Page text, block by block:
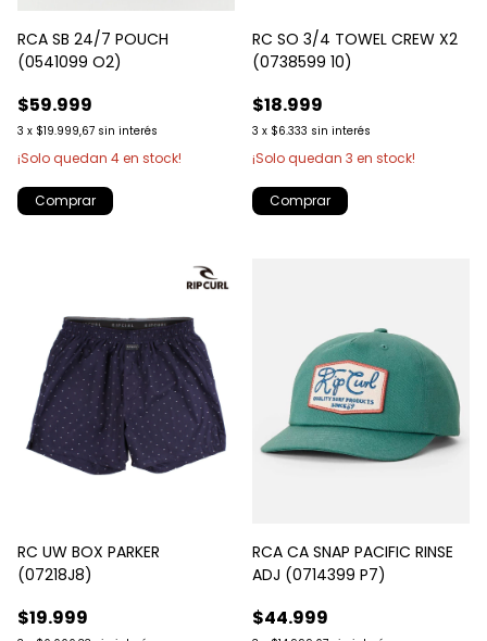
RCA SB 24/7 POUCH
(0541099 O2)
$59.999
3 x $19.999,67 sin interés
¡Solo quedan 4en stock!
RC SO 3/4 TOWEL CREW X2
(0738599 10)
$18.999
3 x $6.333 sin interés
¡Solo quedan 3 en stock!
RC UW BOX PARKER
(07218J8)
$19.999
RCA CA SNAP PACIFIC RINSE
ADJ (0714399 P7)
$44.999